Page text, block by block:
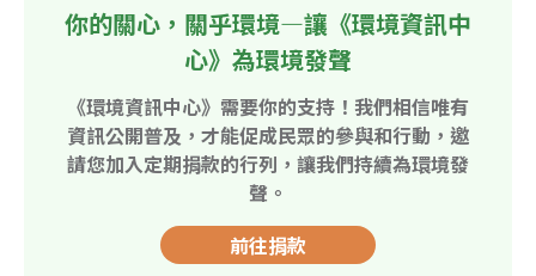
你的關心，關乎環境—讓《環境資訊中
心》為環境發聲
《環境資訊中心》需要你的支持！我們相信唯有
資訊公開普及，才能促成民眾的參與和行動，邀
請您加入定期捐款的行列，讓我們持續為環境發
聲。
前往捐款